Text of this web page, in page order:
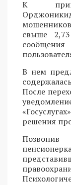
К
свыше
В нем
После
решения